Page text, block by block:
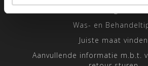
Was- en
Juiste maat vinden
Aanvullende informatie m.b.t.